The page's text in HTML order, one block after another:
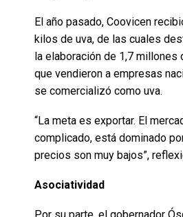
El año pasado, Coovicen
kilos de uva, de las cuales
la elaboración de 1,7 millones
que vendieron a empresas
se comercializó como uva.
“La meta es exportar. El
complicado, está dominado
precios son muy bajos”,
Asociatividad